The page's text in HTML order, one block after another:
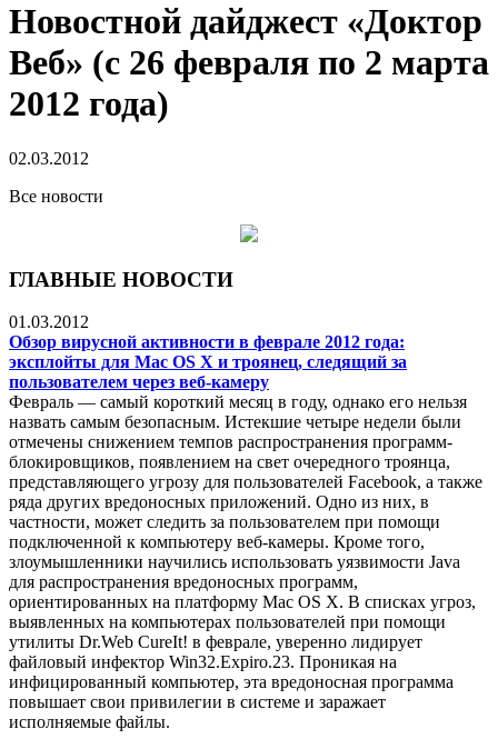
Новостной дайджест «Доктор
Веб» (с 26 февраля по 2 марта
2012 года)
02.03.2012
Все новости
ГЛАВНЫЕ НОВОСТИ
01.03.2012
Обзор вирусной активности в феврале 2012 года:
эксплойты для Mac OS Х и троянец, следящий за
пользователем через веб-камеру
Февраль — самый короткий месяц в году, однако его нельзя
назвать самым безопасным. Истекшие четыре недели были
отмечены снижением темпов распространения программ-
блокировщиков, появлением на свет очередного троянца,
представляющего угрозу для пользователей Facebook, а также
ряда других вредоносных приложений. Одно из них, в
частности, может следить за пользователем при помощи
подключенной к компьютеру веб-камеры. Кроме того,
злоумышленники научились использовать уязвимости Java
для распространения вредоносных программ,
ориентированных на платформу Mac OS Х. В списках угроз,
выявленных на компьютерах пользователей при помощи
утилиты Dr.Web CureIt! в феврале, уверенно лидирует
файловый инфектор Win32.Expiro.23. Проникая на
инфицированный компьютер, эта вредоносная программа
повышает свои привилегии в системе и заражает
исполняемые файлы.